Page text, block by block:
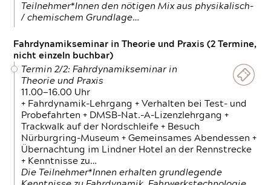
Teilnehmer*Innen den nötigen Mix aus physikalisch-
/ chemischem Grundlage…
Fahrdynamikseminar in Theorie und Praxis (2 Termine,
nicht einzeln buchbar)
Termin 2/2: Fahrdynamikseminar in
Theorie und Praxis
11.00—16.00 Uhr
+ Fahrdynamik-Lehrgang + Verhalten bei Test- und
Probefahrten + DMSB-Nat.-A-Lizenzlehrgang +
Trackwalk auf der Nordschleife + Besuch
Nürburgring-Museum + Gemeinsames Abendessen +
Übernachtung im Lindner Hotel an der Rennstrecke
+ Kenntnisse zu…
Die Teilnehmer*Innen erhalten grundlegende